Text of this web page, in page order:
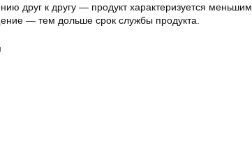
друг к другу — продукт характеризуется меньшим
— тем дольше срок службы продукта.